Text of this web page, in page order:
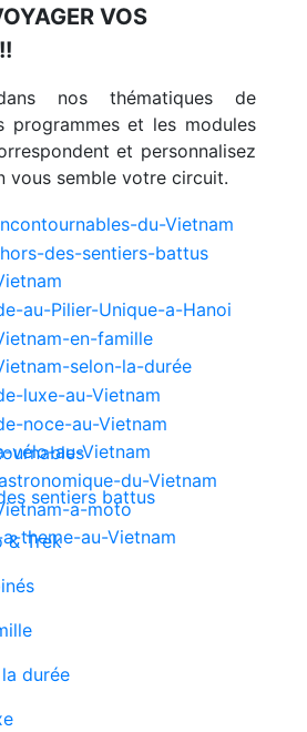
VOS
nos thématiques de
programmes et les modules
et personnalisez
vous semble votre circuit.
sentiers battus
& Trek
durée